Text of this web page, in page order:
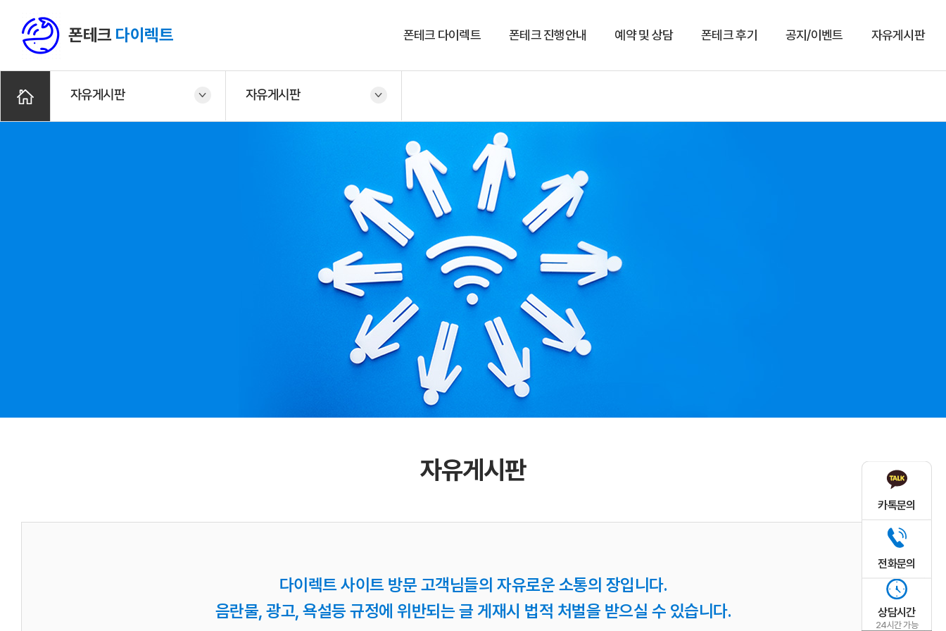
폰테크 다이렉트 폰테크 다이렉트 폰테크 진행안내 예약 및 상담 폰테크 후기 공지/이벤트 자유게시판
자유게시판 자유게시판
자유게시판
다이렉트 사이트 방문 고객님들의 자유로운 소통의 장입니다.
음란물, 광고, 욕설등 규정에 위반되는 글 게재시 법적 처벌을 받으실 수 있습니다.
카톡문의
전화문의
상담시간
24시간 가능